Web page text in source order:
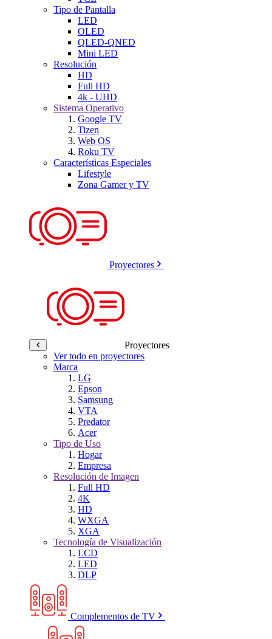
Tipo de Pantalla
LED
OLED
QLED-QNED
Mini LED
Resolución
HD
Full HD
4k - UHD
Sistema Operativo
Google TV
Tizen
Web OS
Roku TV
Características Especiales
Lifestyle
Zona Gamer y TV
Proyectores
Proyectores
Ver todo en proyectores
Marca
LG
Epson
Samsung
VTA
Predator
Acer
Tipo de Uso
Hogar
Empresa
Resolución de Imagen
Full HD
4K
HD
WXGA
XGA
Tecnología de Visualización
LCD
LED
DLP
Complementos de TV